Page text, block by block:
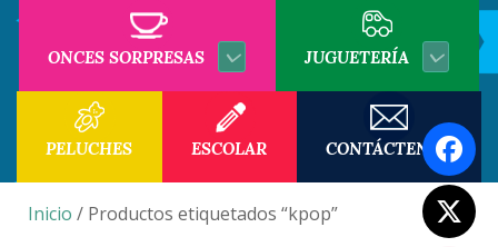
ONCES SORPRESAS JUGUETERÍA
PELUCHES ESCOLAR CONTÁCTENOS
Inicio / Productos etiquetados “kpop”